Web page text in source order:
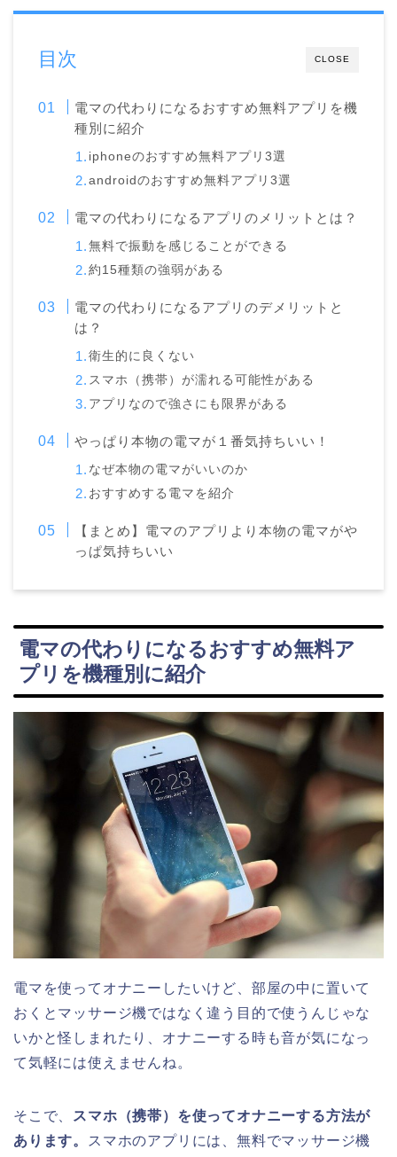
CLOSE
目次
電マの代わりになるおすすめ無料アプリを機
種別に紹介
iphoneのおすすめ無料アプリ3選
androidのおすすめ無料アプリ3選
電マの代わりになるアプリのメリットとは？
無料で振動を感じることができる
約15種類の強弱がある
電マの代わりになるアプリのデメリットと
は？
衛生的に良くない
スマホ（携帯）が濡れる可能性がある
アプリなので強さにも限界がある
やっぱり本物の電マが１番気持ちいい！
なぜ本物の電マがいいのか
おすすめする電マを紹介
【まとめ】電マのアプリより本物の電マがや
っぱ気持ちいい
電マの代わりになるおすすめ無料ア
プリを機種別に紹介
電マを使ってオナニーしたいけど、部屋の中に置いて
おくとマッサージ機ではなく違う目的で使うんじゃな
いかと怪しまれたり、オナニーする時も音が気になっ
て気軽には使えませんね。
そこで、
スマホ（携帯）を使ってオナニーする方法が
あります。
スマホのアプリには、無料でマッサージ機